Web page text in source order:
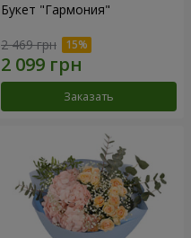
Букет "Гармония"
2 469 грн
Заказать